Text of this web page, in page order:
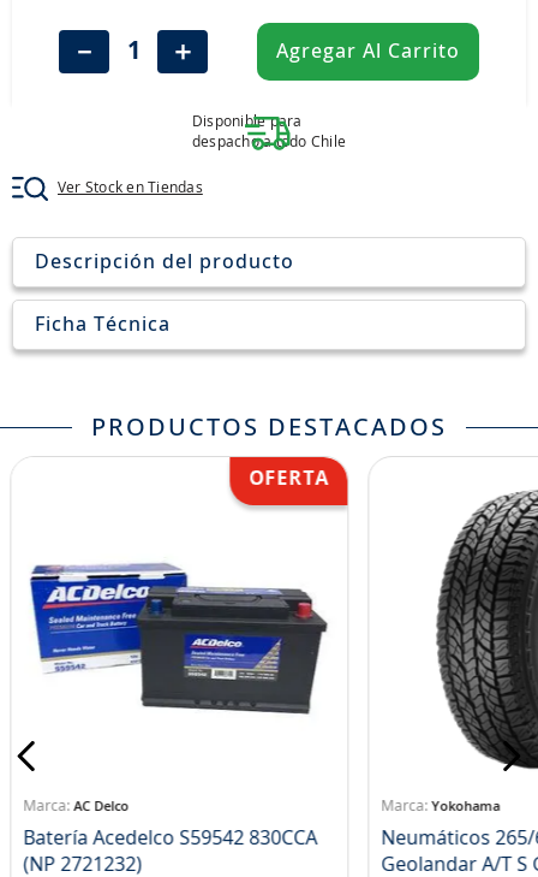
＋
－ Agregar Al Carrito
Disponible para
despacho a todo Chile
Ver Stock en Tiendas
Descripción del producto
Ficha Técnica
PRODUCTOS DESTACADOS
AC Delco
Batería Acedelco S59542 830CCA
(NP 2721232)
Yokohama
Neumáticos 265/
255